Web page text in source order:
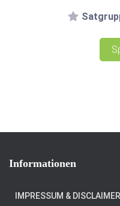
Informationen
IMPRESSUM & DISCLAIMER